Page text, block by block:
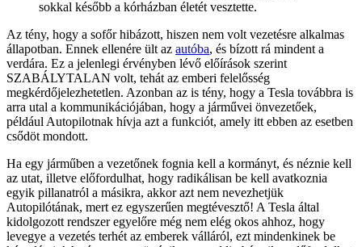
sokkal később a kórházban életét vesztette.
Az tény, hogy a sofőr hibázott, hiszen nem volt vezetésre alkalmas
állapotban. Ennek ellenére ült az autóba, és bízott rá mindent a
verdára. Ez a jelenlegi érvényben lévő előírások szerint
SZABÁLYTALAN volt, tehát az emberi felelősség
megkérdőjelezhetetlen. Azonban az is tény, hogy a Tesla továbbra is
arra utal a kommunikációjában, hogy a járművei önvezetőek,
például Autopilotnak hívja azt a funkciót, amely itt ebben az esetben
csődöt mondott.
Ha egy járműben a vezetőnek fognia kell a kormányt, és néznie kell
az utat, illetve előfordulhat, hogy radikálisan be kell avatkoznia
egyik pillanatról a másikra, akkor azt nem nevezhetjük
Autopilótának, mert ez egyszerűen megtévesztő! A Tesla által
kidolgozott rendszer egyelőre még nem elég okos ahhoz, hogy
levegye a vezetés terhét az emberek válláról, ezt mindenkinek be